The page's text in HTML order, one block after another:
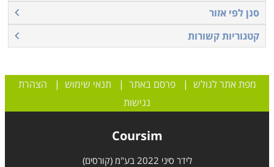
סנן לפי אזור
קטגוריות קשורות
מפת אתר לגולש |פרסם באתר | תנאי שימוש | הצהרת
נגישות
Coursim
לידר סיני 2022 בע"מ (קורסים)